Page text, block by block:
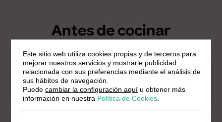
Antes de cocinar
Tiempo medio de preparación:
28 min
Este sitio web utiliza cookies propias y de terceros para
mejorar nuestros servicios y mostrarle publicidad
relacionada con sus preferencias mediante el análisis de
sus hábitos de navegación.
Puedecambiar la configuración aquí u obtener más
información en nuestra Política de Cookies